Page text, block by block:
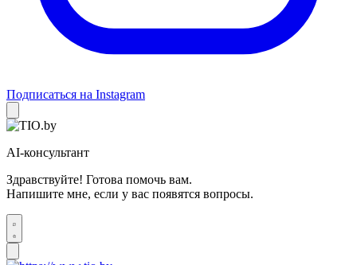
Подписаться на Instagram
AI-консультант
Здравствуйте! Готова помочь вам.
Напишите мне, если у вас появятся вопросы.